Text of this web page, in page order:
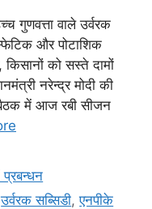
गुणवत्ता वाले उर्वरक
और पोटाशिक
किसानों को सस्ते दामों
नरेन्द्र मोदी की
में आज रबी सीजन
प्रबन्धन
उर्वरक सब्सिडी,एनपीके